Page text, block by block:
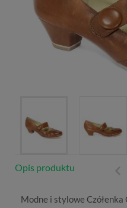
Opis produktu
Modne i stylowe